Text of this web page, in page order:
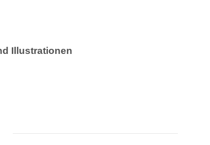
Illustrationen